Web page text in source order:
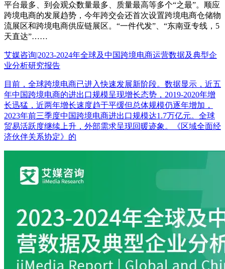
平台最多、到会观众数量最多、质量最高等多个“之最”。顺应
跨境电商的发展趋势，今年跨交会还首次设置跨境电商仓储物
流展区和跨境电商供应链展区。“一件代发”、“东南亚专线，5
天直达”……
艾媒咨询|2023-2024年全球及中国跨境电商运营数据及典型企
业分析研究报告
目前，全球跨境电商已进入快速发展新阶段。数据显示，近五
年中国跨境电商的进出口规模呈现增长态势，2019-2020年增
长迅猛，近两年增长速度趋于平缓但总体规模仍逐年增加，
2023年前三季度中国跨境电商进出口规模达1.7万亿元。全球
贸易活跃度继续上升，外部需求呈现回暖迹象。《区域全面经
济伙伴关系协定》的